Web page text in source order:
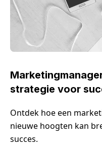
strategie voor
Ontdek hoe een
nieuwe hoogten kan
succes.